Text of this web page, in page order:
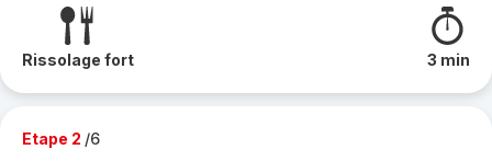
Rissolage fort 3 min
Etape 2 /6